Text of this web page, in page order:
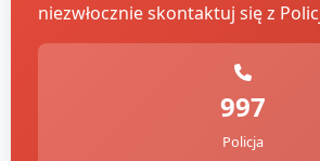
niezwłocznie skontaktuj się z
997
Policja